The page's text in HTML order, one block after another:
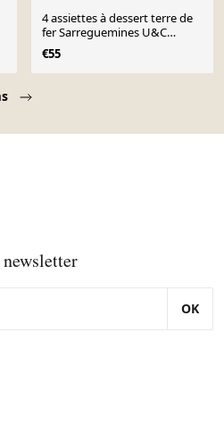
4 assiettes à dessert terre de
fer Sarreguemines U&C
modèle Luchon
€55
OK